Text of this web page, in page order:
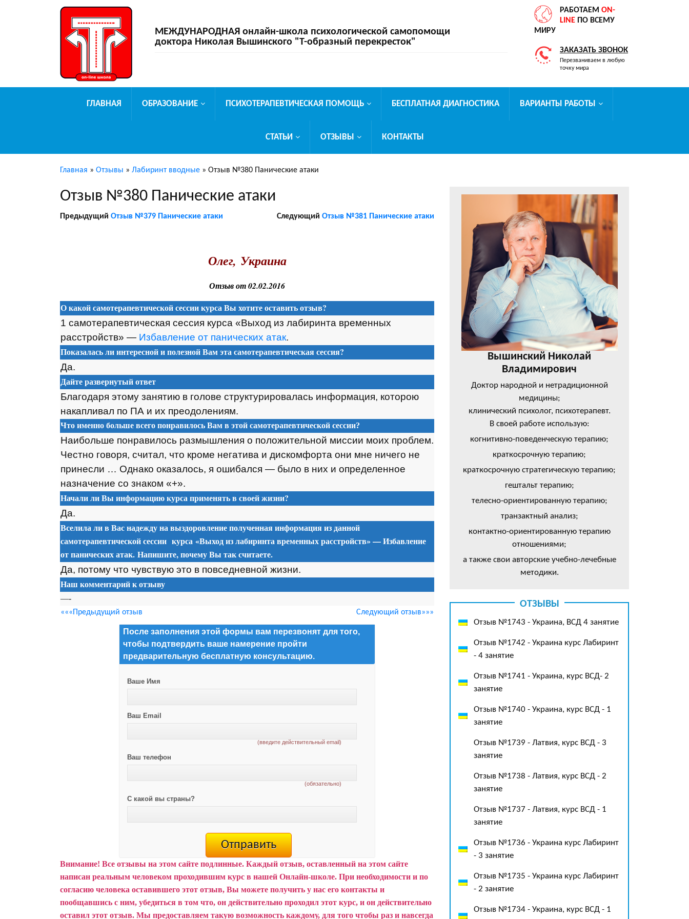
МЕЖДУНАРОДНАЯ онлайн-школа психологической самопомощи
доктора Николая Вышинского "Т-образный перекресток"
РАБОТАЕМ ON-
LINE ПО ВСЕМУ
МИРУ
ЗАКАЗАТЬ ЗВОНОК
Перезваниваем в любую
точку мира
ГЛАВНАЯ ОБРАЗОВАНИЕ ПСИХОТЕРАПЕВТИЧЕСКАЯ ПОМОЩЬ БЕСПЛАТНАЯ ДИАГНОСТИКА ВАРИАНТЫ РАБОТЫ
СТАТЬИ ОТЗЫВЫ КОНТАКТЫ
Главная » Отзывы » Лабиринт вводные » Отзыв №380 Панические атаки
Отзыв №380 Панические атаки
Предыдущий Отзыв №379 Панические атаки Следующий Отзыв №381 Панические атаки
Олег, Украина
Отзыв от 02.02.2016
О какой самотерапевтической сессии курса Вы хотите оставить отзыв?
1 самотерапевтическая сессия курса «Выход из лабиринта временных
расстройств» — Избавление от панических атак.
Показалась ли интересной и полезной Вам этасамотерапевтическая сессия?
Да.
Дайте развернутый ответ
Благодаря этому занятию в голове структурировалась информация, которою
накапливал по ПА и их преодолениям.
Что именно больше всего понравилось Вам в этой самотерапевтической сессии?
Наибольше понравилось размышления о положительной миссии моих проблем.
Честно говоря, считал, что кроме негатива и дискомфорта они мне ничего не
принесли … Однако оказалось, я ошибался — было в них и определенное
назначение со знаком «+».
Начали ли Вы информацию курса применять в своей жизни?
Да.
Вселила ли в Вас надежду на выздоровление полученная информация из данной
самотерапевтической сессии курса «Выход из лабиринта временных расстройств» — Избавление
от панических атак. Напишите, почему Вы так считаете.
Да, потому что чувствую это в повседневной жизни.
Наш комментарий к отзыву
—-
«««Предыдущий отзыв Следующий отзыв»»»
После заполнения этой формы вам перезвонят для того,
чтобы подтвердить ваше намерение пройти
предварительную бесплатную консультацию.
Ваше Имя
Ваш Email
(введите действительный email)
Ваш телефон
(обязательно)
С какой вы страны?
Внимание! Все отзывы на этом сайте подлинные. Каждый отзыв, оставленный на этом сайте
написан реальным человеком проходившим курс в нашей Онлайн-школе. При необходимости и по
согласию человека оставившего этот отзыв, Вы можете получить у нас его контакты и
пообщавшись с ним, убедиться в том что, он действительно проходил этот курс, и он действительно
оставил этот отзыв. Мы предоставляем такую возможность каждому, для того чтобы раз и навсегда
Вышинский Николай
Владимирович
Доктор народной и нетрадиционной
медицины;
клинический психолог, психотерапевт.
В своей работе использую:
когнитивно-поведенческую терапию;
краткосрочную терапию;
краткосрочную стратегическую терапию;
гештальт терапию;
телесно-ориентированную терапию;
транзактный анализ;
контактно-ориентированную терапию
отношениями;
а также свои авторские учебно-лечебные
методики.
ОТЗЫВЫ
Отзыв №1743 - Украина, ВСД 4 занятие
Отзыв №1742 - Украина курс Лабиринт
- 4 занятие
Отзыв №1741 - Украина, курс ВСД- 2
занятие
Отзыв №1740 - Украина, курс ВСД - 1
занятие
Отзыв №1739 - Латвия, курс ВСД - 3
занятие
Отзыв №1738 - Латвия, курс ВСД - 2
занятие
Отзыв №1737 - Латвия, курс ВСД - 1
занятие
Отзыв №1736 - Украина курс Лабиринт
- 3 занятие
Отзыв №1735 - Украина курс Лабиринт
- 2 занятие
Отзыв №1734 - Украина, курс ВСД - 1